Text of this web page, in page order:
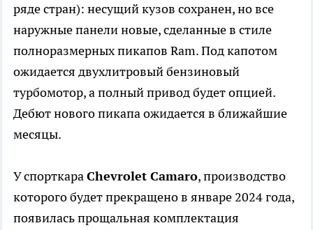
ряде стран): несущий кузов сохранен, но все
наружные панели новые, сделанные в стиле
полноразмерных пикапов Ram. Под капотом
ожидается двухлитровый бензиновый
турбомотор, а полный привод будет опцией.
Дебют нового пикапа ожидается в ближайшие
месяцы.
У спорткараChevrolet Camaro, производство
которого будет прекращено в январе 2024 года,
появилась прощальная комплектация